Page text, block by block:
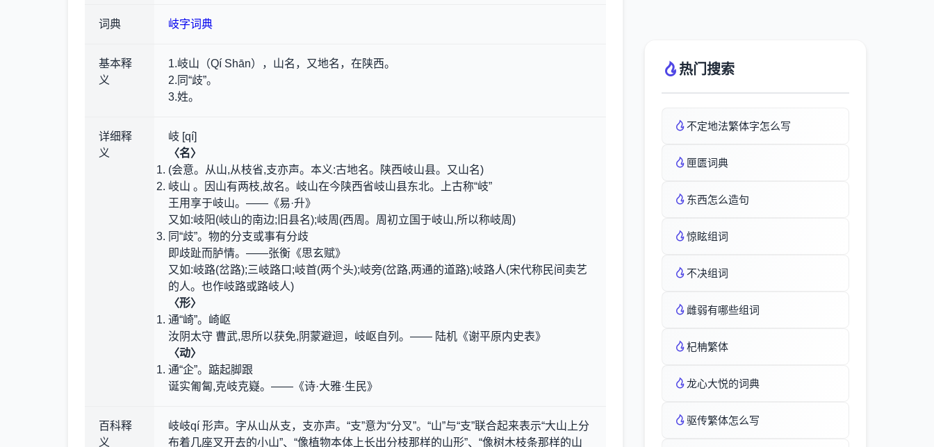
词典 岐字词典
基本释
义
1.岐山（Qí Shān），山名，又地名，在陕西。
2.同“歧”。
3.姓。
详细释
义
岐 [qí]
〈名〉
(会意。从山,从枝省,支亦声。本义:古地名。陕西岐山县。又山名)
岐山 。因山有两枝,故名。岐山在今陕西省岐山县东北。上古称“岐”
王用享于岐山。——《易·升》
又如:岐阳(岐山的南边;旧县名);岐周(西周。周初立国于岐山,所以称岐周)
同“歧”。物的分支或事有分歧
即歧趾而胪情。——张衡《思玄赋》
又如:岐路(岔路);三岐路口;岐首(两个头);岐旁(岔路,两通的道路);岐路人(宋代称民间卖艺
的人。也作岐路或路岐人)
〈形〉
通“崎”。崎岖
汝阴太守 曹武,思所以获免,阴蒙避迴，岐岖自列。—— 陆机《谢平原内史表》
〈动〉
通“企”。踮起脚跟
诞实匍匐,克岐克嶷。——《诗·大雅·生民》
百科释
义
岐岐qí 形声。字从山从支，支亦声。“支”意为“分叉”。“山”与“支”联合起来表示“大山上分
布着几座叉开去的小山”、“像植物本体上长出分枝那样的山形”、“像树木枝条那样的山
热门搜索
不定地法繁体字怎么写
匣匮词典
东西怎么造句
惊眩组词
不决组词
雌弱有哪些组词
杞柟繁体
龙心大悦的词典
驱传繁体怎么写